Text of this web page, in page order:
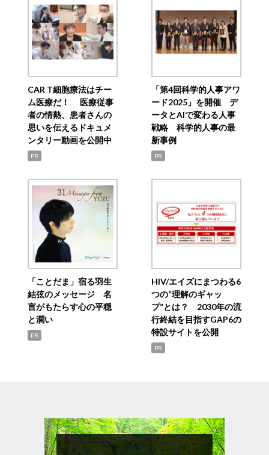
CAR T細胞療法はチー
ム医療だ！ 医療従事
者の情熱、患者さんの
思いを伝えるドキュメ
ンタリー動画を公開中
PR
「第4回科学的人事アワ
ード2025」を開催 デ
ータとAIで変わる人事
戦略 科学的人事の最
新事例
PR
「ことだま」宿る羽生
結弦のメッセージ 名
言がもたらす心の平穏
と潤い
PR
HIV/エイズにまつわる6
つの“理解のギャッ
プ”とは？ 2030年の流
行終結を目指すGAP6の
特設サイトを公開
PR